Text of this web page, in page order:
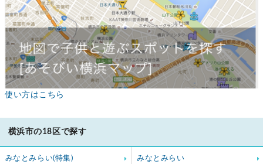
使い方はこちら
横浜市の18区で探す
みなとみらい(特集) みなとみらい